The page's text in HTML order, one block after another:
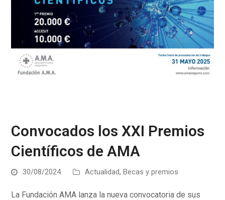
Convocados los XXI Premios
Científicos de AMA
30/08/2024 Actualidad,Becas y premios
La Fundación AMA lanza la nueva convocatoria de sus